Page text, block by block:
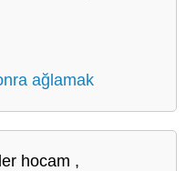
ağlamak
hocam ,